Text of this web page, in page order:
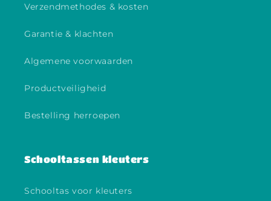
Verzendmethodes & kosten
Garantie & klachten
Algemene voorwaarden
Productveiligheid
Bestelling herroepen
Schooltassen kleuters
Schooltas voor kleuters